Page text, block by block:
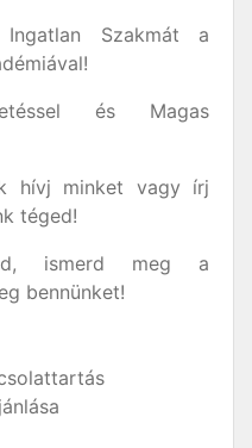
Szakmát a
és Magas
hívj minket vagy írj
téged!
ismerd meg a
bennünket!